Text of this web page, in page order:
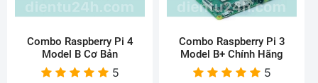
Combo Raspberry Pi 4
Model B Cơ Bản
5
Combo Raspberry Pi 3
Model B+ Chính Hãng
5